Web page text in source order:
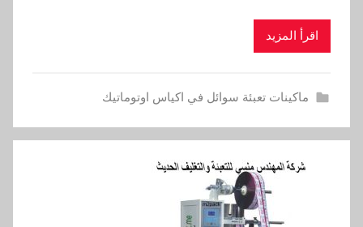
اقرأ المزيد
ماكينات تعبئة سوائل في اكياس اوتوماتيك